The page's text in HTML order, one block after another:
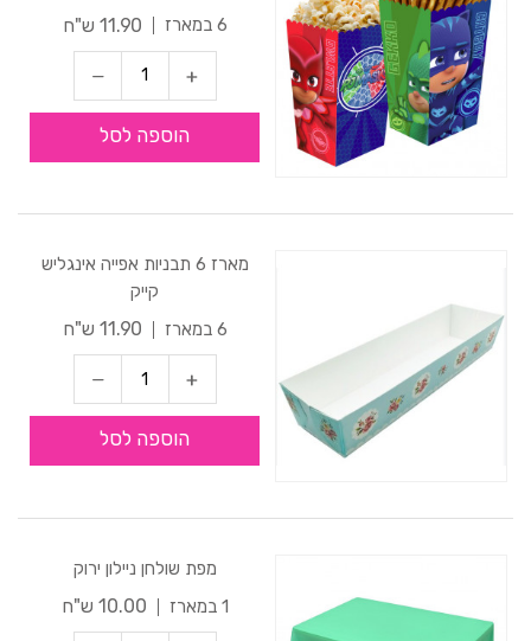
6 במארז
11.90 ש"ח
הוספה לסל
מארז 6 תבניות אפייה אינגליש
קייק
6 במארז
11.90 ש"ח
הוספה לסל
מפת שולחן ניילון ירוק
1 במארז
10.00 ש"ח